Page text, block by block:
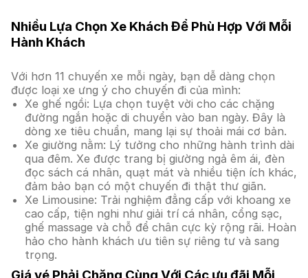
Nhiều Lựa Chọn Xe Khách Để Phù Hợp Với Mỗi
Hành Khách
Với hơn 11 chuyến xe mỗi ngày, bạn dễ dàng chọn
được loại xe ưng ý cho chuyến đi của mình:
Xe ghế ngồi: Lựa chọn tuyệt vời cho các chặng
đường ngắn hoặc di chuyển vào ban ngày. Đây là
dòng xe tiêu chuẩn, mang lại sự thoải mái cơ bản.
Xe giường nằm: Lý tưởng cho những hành trình dài
qua đêm. Xe được trang bị giường ngả êm ái, đèn
đọc sách cá nhân, quạt mát và nhiều tiện ích khác,
đảm bảo bạn có một chuyến đi thật thư giãn.
Xe Limousine: Trải nghiệm đẳng cấp với khoang xe
cao cấp, tiện nghi như giải trí cá nhân, cổng sạc,
ghế massage và chỗ để chân cực kỳ rộng rãi. Hoàn
hảo cho hành khách ưu tiên sự riêng tư và sang
trọng.